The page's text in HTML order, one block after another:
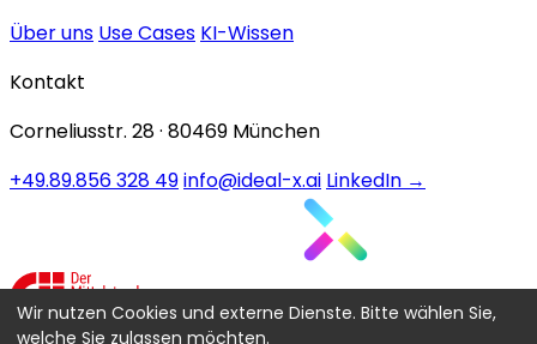
Über uns Use Cases KI-Wissen
Kontakt
Corneliusstr. 28 · 80469 München
+49.89.856 328 49info@ideal-x.ai LinkedIn →
Wir nutzen Cookies und externe Dienste. Bitte wählen Sie,
welche Sie zulassen möchten.